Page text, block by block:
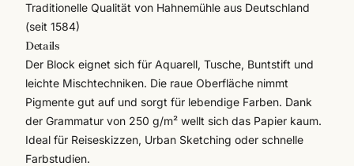
Traditionelle Qualität von Hahnemühle aus Deutschland
(seit 1584)
Details
Der Block eignet sich für Aquarell, Tusche, Buntstift und
leichte Mischtechniken. Die raue Oberfläche nimmt
Pigmente gut auf und sorgt für lebendige Farben. Dank
der Grammatur von 250 g/m² wellt sich das Papier kaum.
Ideal für Reiseskizzen, Urban Sketching oder schnelle
Farbstudien.